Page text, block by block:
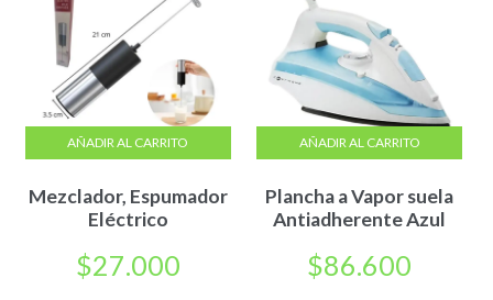
Mezclador, Espumador
Eléctrico
$27.000
AÑADIR AL CARRITO
Plancha a Vapor suela
Antiadherente Azul
$86.600
AÑADIR AL CARRITO